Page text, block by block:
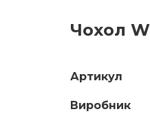
Чохол
Артикул
Виробник